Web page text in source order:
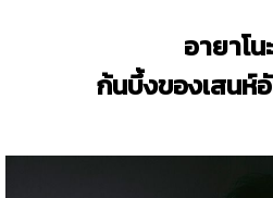
อายาโน
ก้นบึ้งของเสนห์